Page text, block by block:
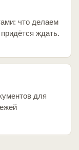
что делаем
ждать.
для